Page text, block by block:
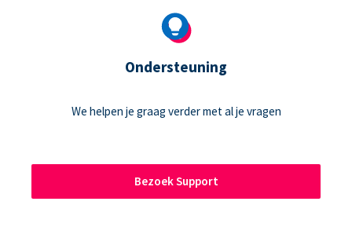
Ondersteuning
We helpen je graag verder met al je vragen
Bezoek Support